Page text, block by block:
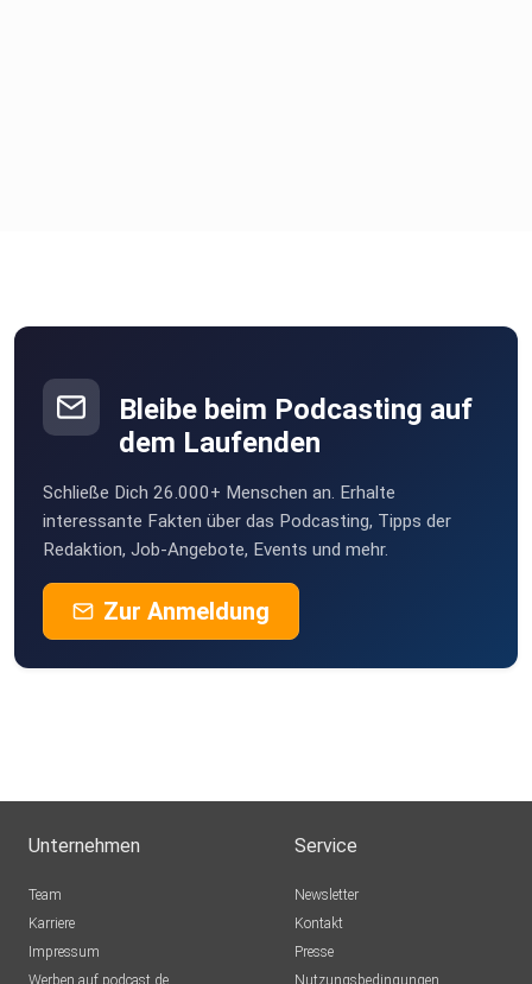
Bleibe beim Podcasting auf
dem Laufenden
Schließe Dich 26.000+ Menschen an. Erhalte
interessante Fakten über das Podcasting, Tipps der
Redaktion, Job-Angebote, Events und mehr.
Zur Anmeldung
Unternehmen
Team
Karriere
Impressum
Werben auf podcast.de
Service
Newsletter
Kontakt
Presse
Nutzungsbedingungen